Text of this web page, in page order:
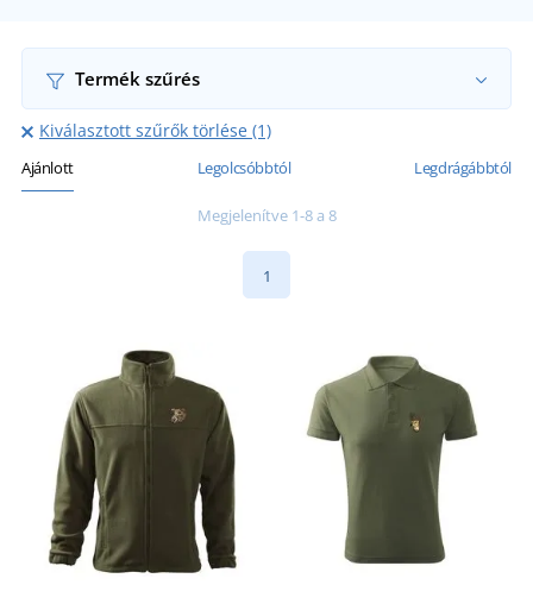
Termék szűrés
Kiválasztott szűrők törlése (1)
Ajánlott Legolcsóbbtól Legdrágábbtól
Megjelenítve 1-8 a 8
1